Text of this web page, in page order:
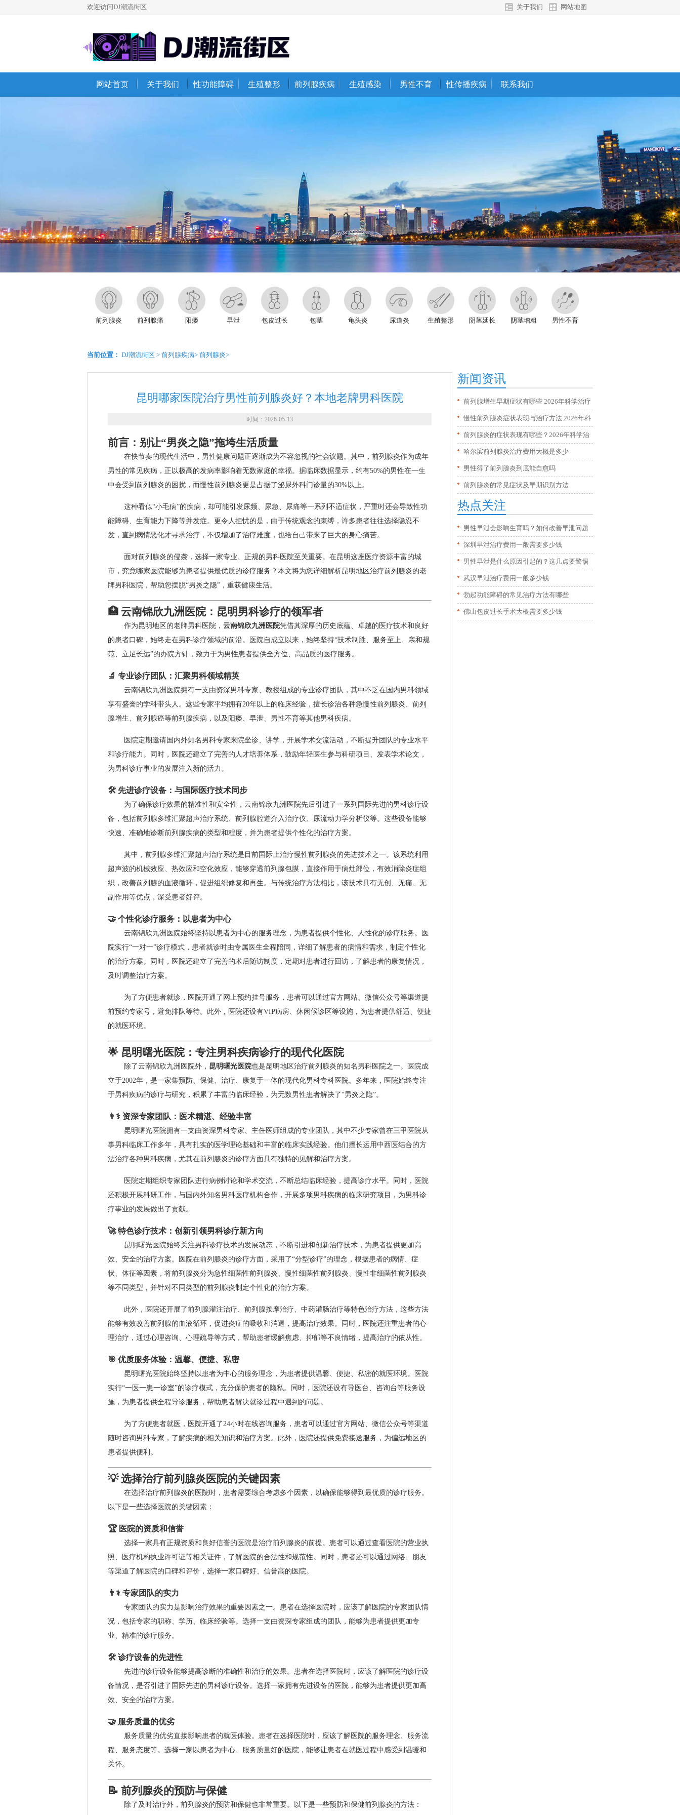
欢迎访问DJ潮流街区 关于我们 网站地图
网站首页 关于我们 性功能障碍 生殖整形 前列腺疾病 生殖感染 男性不育 性传播疾病 联系我们
前列腺炎 前列腺痛 阳痿 早泄 包皮过长 包茎 龟头炎 尿道炎 生殖整形 阴茎延长 阴茎增粗 男性不育
当前位置： DJ潮流街区 > 前列腺疾病> 前列腺炎>
昆明哪家医院治疗男性前列腺炎好？本地老牌男科医院
时间：2026-05-13
前言：别让“男炎之隐”拖垮生活质量
在快节奏的现代生活中，男性健康问题正逐渐成为不容忽视的社会议题。其中，前列腺炎作为成年
男性的常见疾病，正以极高的发病率影响着无数家庭的幸福。据临床数据显示，约有50%的男性在一生
中会受到前列腺炎的困扰，而慢性前列腺炎更是占据了泌尿外科门诊量的30%以上。
这种看似“小毛病”的疾病，却可能引发尿频、尿急、尿痛等一系列不适症状，严重时还会导致性功
能障碍、生育能力下降等并发症。更令人担忧的是，由于传统观念的束缚，许多患者往往选择隐忍不
发，直到病情恶化才寻求治疗，不仅增加了治疗难度，也给自己带来了巨大的身心痛苦。
面对前列腺炎的侵袭，选择一家专业、正规的男科医院至关重要。在昆明这座医疗资源丰富的城
市，究竟哪家医院能够为患者提供最优质的诊疗服务？本文将为您详细解析昆明地区治疗前列腺炎的老
牌男科医院，帮助您摆脱“男炎之隐”，重获健康生活。
🏥 云南锦欣九洲医院：昆明男科诊疗的领军者
作为昆明地区的老牌男科医院， 云南锦欣九洲医院凭借其深厚的历史底蕴、卓越的医疗技术和良好
的患者口碑，始终走在男科诊疗领域的前沿。医院自成立以来，始终坚持“技术制胜、服务至上、亲和规
范、立足长远”的办院方针，致力于为男性患者提供全方位、高品质的医疗服务。
🔬 专业诊疗团队：汇聚男科领域精英
云南锦欣九洲医院拥有一支由资深男科专家、教授组成的专业诊疗团队，其中不乏在国内男科领域
享有盛誉的学科带头人。这些专家平均拥有20年以上的临床经验，擅长诊治各种急慢性前列腺炎、前列
腺增生、前列腺癌等前列腺疾病，以及阳痿、早泄、男性不育等其他男科疾病。
医院定期邀请国内外知名男科专家来院坐诊、讲学，开展学术交流活动，不断提升团队的专业水平
和诊疗能力。同时，医院还建立了完善的人才培养体系，鼓励年轻医生参与科研项目、发表学术论文，
为男科诊疗事业的发展注入新的活力。
🛠️ 先进诊疗设备：与国际医疗技术同步
为了确保诊疗效果的精准性和安全性，云南锦欣九洲医院先后引进了一系列国际先进的男科诊疗设
备，包括前列腺多维汇聚超声治疗系统、前列腺腔道介入治疗仪、尿流动力学分析仪等。这些设备能够
快速、准确地诊断前列腺疾病的类型和程度，并为患者提供个性化的治疗方案。
其中，前列腺多维汇聚超声治疗系统是目前国际上治疗慢性前列腺炎的先进技术之一。该系统利用
超声波的机械效应、热效应和空化效应，能够穿透前列腺包膜，直接作用于病灶部位，有效消除炎症组
织，改善前列腺的血液循环，促进组织修复和再生。与传统治疗方法相比，该技术具有无创、无痛、无
副作用等优点，深受患者好评。
🤝 个性化诊疗服务：以患者为中心
云南锦欣九洲医院始终坚持以患者为中心的服务理念，为患者提供个性化、人性化的诊疗服务。医
院实行“一对一”诊疗模式，患者就诊时由专属医生全程陪同，详细了解患者的病情和需求，制定个性化
的治疗方案。同时，医院还建立了完善的术后随访制度，定期对患者进行回访，了解患者的康复情况，
及时调整治疗方案。
为了方便患者就诊，医院开通了网上预约挂号服务，患者可以通过官方网站、微信公众号等渠道提
前预约专家号，避免排队等待。此外，医院还设有VIP病房、休闲候诊区等设施，为患者提供舒适、便捷
的就医环境。
🌟 昆明曙光医院：专注男科疾病诊疗的现代化医院
除了云南锦欣九洲医院外， 昆明曙光医院也是昆明地区治疗前列腺炎的知名男科医院之一。医院成
立于2002年，是一家集预防、保健、治疗、康复于一体的现代化男科专科医院。多年来，医院始终专注
于男科疾病的诊疗与研究，积累了丰富的临床经验，为无数男性患者解决了“男炎之隐”。
👨⚕️ 资深专家团队：医术精湛、经验丰富
昆明曙光医院拥有一支由资深男科专家、主任医师组成的专业团队，其中不少专家曾在三甲医院从
事男科临床工作多年，具有扎实的医学理论基础和丰富的临床实践经验。他们擅长运用中西医结合的方
法治疗各种男科疾病，尤其在前列腺炎的诊疗方面具有独特的见解和治疗方案。
医院定期组织专家团队进行病例讨论和学术交流，不断总结临床经验，提高诊疗水平。同时，医院
还积极开展科研工作，与国内外知名男科医疗机构合作，开展多项男科疾病的临床研究项目，为男科诊
疗事业的发展做出了贡献。
🚀 特色诊疗技术：创新引领男科诊疗新方向
昆明曙光医院始终关注男科诊疗技术的发展动态，不断引进和创新治疗技术，为患者提供更加高
效、安全的治疗方案。医院在前列腺炎的诊疗方面，采用了“分型诊疗”的理念，根据患者的病情、症
状、体征等因素，将前列腺炎分为急性细菌性前列腺炎、慢性细菌性前列腺炎、慢性非细菌性前列腺炎
等不同类型，并针对不同类型的前列腺炎制定个性化的治疗方案。
此外，医院还开展了前列腺灌注治疗、前列腺按摩治疗、中药灌肠治疗等特色治疗方法，这些方法
能够有效改善前列腺的血液循环，促进炎症的吸收和消退，提高治疗效果。同时，医院还注重患者的心
理治疗，通过心理咨询、心理疏导等方式，帮助患者缓解焦虑、抑郁等不良情绪，提高治疗的依从性。
🎯 优质服务体验：温馨、便捷、私密
昆明曙光医院始终坚持以患者为中心的服务理念，为患者提供温馨、便捷、私密的就医环境。医院
实行“一医一患一诊室”的诊疗模式，充分保护患者的隐私。同时，医院还设有导医台、咨询台等服务设
施，为患者提供全程导诊服务，帮助患者解决就诊过程中遇到的问题。
为了方便患者就医，医院开通了24小时在线咨询服务，患者可以通过官方网站、微信公众号等渠道
随时咨询男科专家，了解疾病的相关知识和治疗方案。此外，医院还提供免费接送服务，为偏远地区的
患者提供便利。
💡 选择治疗前列腺炎医院的关键因素
在选择治疗前列腺炎的医院时，患者需要综合考虑多个因素，以确保能够得到最优质的诊疗服务。
以下是一些选择医院的关键因素：
🏆 医院的资质和信誉
选择一家具有正规资质和良好信誉的医院是治疗前列腺炎的前提。患者可以通过查看医院的营业执
照、医疗机构执业许可证等相关证件，了解医院的合法性和规范性。同时，患者还可以通过网络、朋友
等渠道了解医院的口碑和评价，选择一家口碑好、信誉高的医院。
👨⚕️ 专家团队的实力
专家团队的实力是影响治疗效果的重要因素之一。患者在选择医院时，应该了解医院的专家团队情
况，包括专家的职称、学历、临床经验等。选择一支由资深专家组成的团队，能够为患者提供更加专
业、精准的诊疗服务。
🛠️ 诊疗设备的先进性
先进的诊疗设备能够提高诊断的准确性和治疗的效果。患者在选择医院时，应该了解医院的诊疗设
备情况，是否引进了国际先进的男科诊疗设备。选择一家拥有先进设备的医院，能够为患者提供更加高
效、安全的治疗方案。
🤝 服务质量的优劣
服务质量的优劣直接影响患者的就医体验。患者在选择医院时，应该了解医院的服务理念、服务流
程、服务态度等。选择一家以患者为中心、服务质量好的医院，能够让患者在就医过程中感受到温暖和
关怀。
📝 前列腺炎的预防与保健
除了及时治疗外，前列腺炎的预防和保健也非常重要。以下是一些预防和保健前列腺炎的方法：
新闻资讯
前列腺增生早期症状有哪些 2026年科学治疗
方法全解析
慢性前列腺炎症状表现与治疗方法 2026年科
学调理全攻略
前列腺炎的症状表现有哪些？2026年科学治
疗与日常预防方法
哈尔滨前列腺炎治疗费用大概是多少
男性得了前列腺炎到底能自愈吗
前列腺炎的常见症状及早期识别方法
热点关注
男性早泄会影响生育吗？如何改善早泄问题
深圳早泄治疗费用一般需要多少钱
男性早泄是什么原因引起的？这几点要警惕
武汉早泄治疗费用一般多少钱
勃起功能障碍的常见治疗方法有哪些
佛山包皮过长手术大概需要多少钱